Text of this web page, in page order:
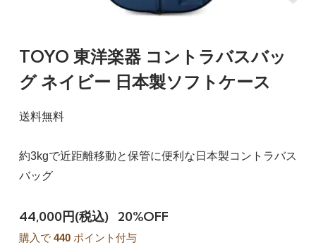
TOYO 東洋楽器 コントラバスバッ
グ ネイビー 日本製ソフトケース
送料無料
約3kgで近距離移動と保管に便利な日本製コントラバス
バッグ
44,000円(税込) 20%OFF
購入で 440ポイント付与